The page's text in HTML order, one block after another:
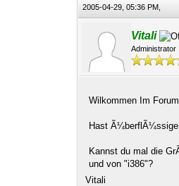
2005-04-29, 05:36 PM,
Vitali
Administrator
Wilkommen Im
Hast Ã¼berflÃ¼ssige
Kannst du mal die
und von "i386"?
Vitali